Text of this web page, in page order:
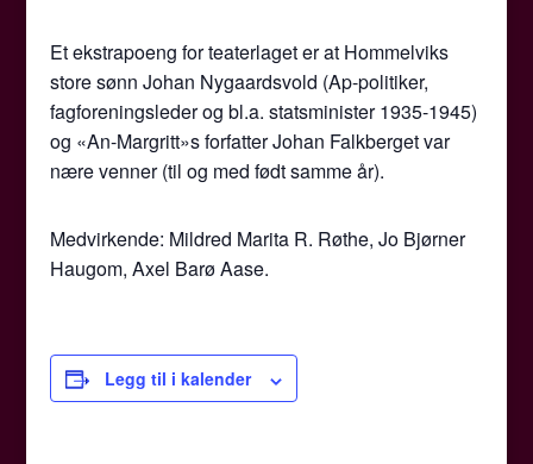
Et ekstrapoeng for teaterlaget er at Hommelviks
store sønn Johan Nygaardsvold (Ap-politiker,
fagforeningsleder og bl.a. statsminister 1935-1945)
og «An-Margritt»s forfatter Johan Falkberget var
nære venner (til og med født samme år).
Medvirkende: Mildred Marita R. Røthe, Jo Bjørner
Haugom, Axel Barø Aase.
Legg til i kalender